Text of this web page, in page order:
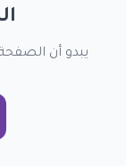
يبدو أن